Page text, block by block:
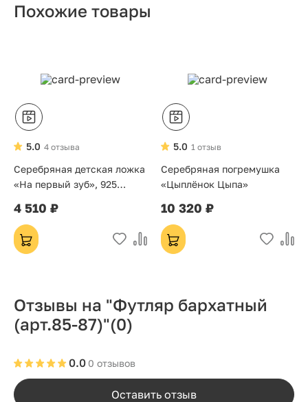
Похожие товары
4 отзыва
5.0
Серебряная детская ложка
«На первый зуб», 925
крестины
4 510 ₽
1 отзыв
5.0
Серебряная погремушка
«Цыплёнок Цыпа»
10 320 ₽
Отзывы на "Футляр бархатный
(арт.85-87)"(0)
0 отзывов
0.0
Оставить отзыв